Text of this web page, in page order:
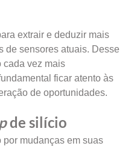
extrair e deduzir mais
de sensores atuais. Desse
cada vez mais
ficar atento às
de oportunidades.
de silício
mudanças em suas